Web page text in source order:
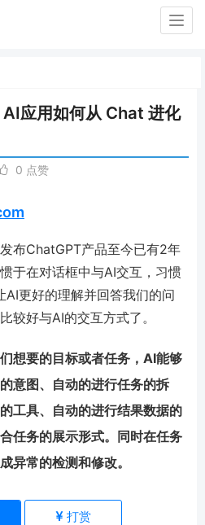
应用如何从 Chat 进化
0 点赞
布ChatGPT产品至今已有2年
于在对话框中与AI交互，习惯
更好的理解并回答我们的问
较好与AI的交互方式了。
想要的目标或者任务，AI能够
意图、自动的进行任务的拆
工具、自动的进行结果数据的
任务的展示形式。同时在任务
异常的检测和修改。
打赏